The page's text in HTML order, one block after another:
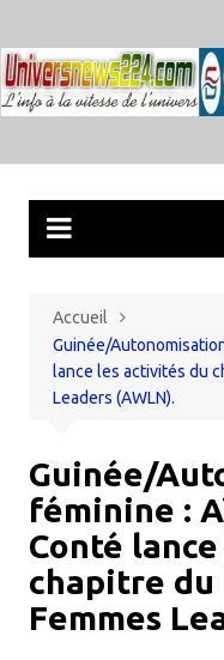
au
contenu
Accueil
Guinée/
lance les activités du
Leaders (AWLN).
Guinée/
féminine :
Conté
chapitre du
Femmes